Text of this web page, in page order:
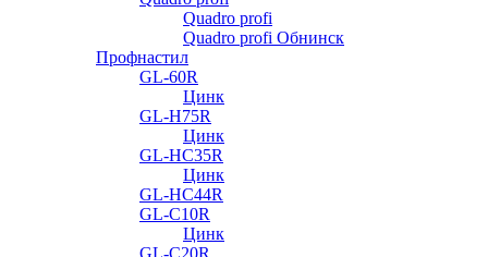
Quadro profi
Quadro profi Обнинск
Профнастил
GL-60R
Цинк
GL-H75R
Цинк
GL-HC35R
Цинк
GL-HC44R
GL-С10R
Цинк
GL-С20R